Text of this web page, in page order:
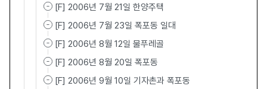
[F] 2006년 7월 21일 한양주택
[F] 2006년 7월 23일 폭포동 일대
[F] 2006년 8월 12일 물푸레골
[F] 2006년 8월 20일 폭포동
[F] 2006년 9월 10일 기자촌과 폭포동